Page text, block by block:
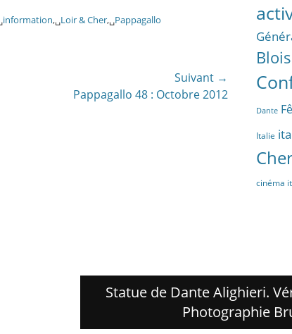
information,␣Loir & Cher,␣Pappagallo
Suivant →
Pappagallo 48 : Octobre 2012
Blois
Dante
Italie
cinéma
Statue de Dante Alighieri.
Photographie